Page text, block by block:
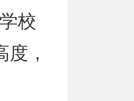
校
，